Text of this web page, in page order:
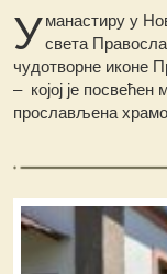
Уманастиру у
света
чудотворне иконе
– којој је посвећен
прослављена